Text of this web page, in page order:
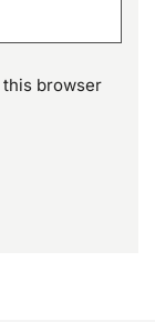
this browser